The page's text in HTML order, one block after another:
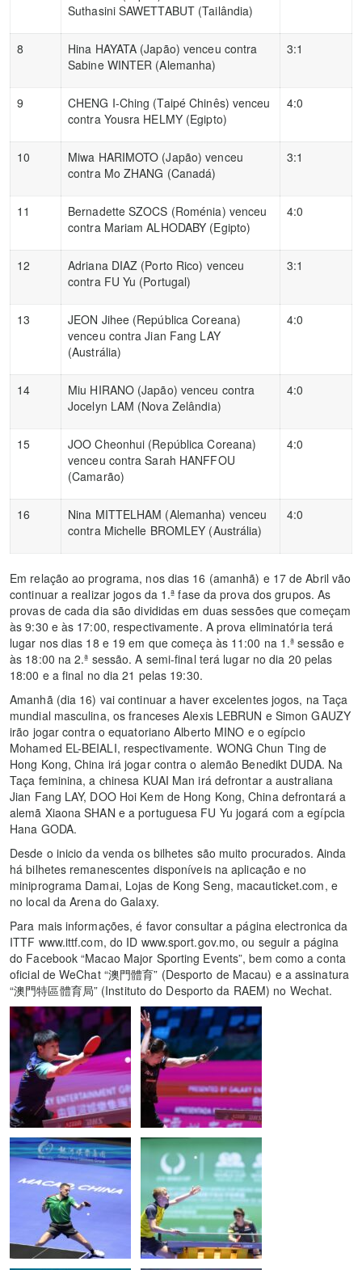
Suthasini SAWETTABUT (Tailândia)
8
Hina HAYATA (Japão) venceu contra
Sabine WINTER (Alemanha)
3:1
9
CHENG I-Ching (Taipé Chinês) venceu
contra Yousra HELMY (Egipto)
4:0
10
Miwa HARIMOTO (Japão) venceu
contra Mo ZHANG (Canadá)
3:1
11
Bernadette SZOCS (Roménia) venceu
contra Mariam ALHODABY (Egipto)
4:0
12
Adriana DIAZ (Porto Rico) venceu
contra FU Yu (Portugal)
3:1
13
JEON Jihee (República Coreana)
venceu contra Jian Fang LAY
(Austrália)
4:0
14
Miu HIRANO (Japão) venceu contra
Jocelyn LAM (Nova Zelândia)
4:0
15
JOO Cheonhui (República Coreana)
venceu contra Sarah HANFFOU
(Camarão)
4:0
16
Nina MITTELHAM (Alemanha) venceu
contra Michelle BROMLEY (Austrália)
4:0
Em relação ao programa, nos dias 16 (amanhã) e 17 de Abril vão
continuar a realizar jogos da 1.ª fase da prova dos grupos. As
provas de cada dia são divididas em duas sessões que começam
às 9:30 e às 17:00, respectivamente. A prova eliminatória terá
lugar nos dias 18 e 19 em que começa às 11:00 na 1.ª sessão e
às 18:00 na 2.ª sessão. A semi-final terá lugar no dia 20 pelas
18:00 e a final no dia 21 pelas 19:30.
Amanhã (dia 16) vai continuar a haver excelentes jogos, na Taça
mundial masculina, os franceses Alexis LEBRUN e Simon GAUZY
irão jogar contra o equatoriano Alberto MINO e o egípcio
Mohamed EL-BEIALI, respectivamente. WONG Chun Ting de
Hong Kong, China irá jogar contra o alemão Benedikt DUDA. Na
Taça feminina, a chinesa KUAI Man irá defrontar a australiana
Jian Fang LAY, DOO Hoi Kem de Hong Kong, China defrontará a
alemã Xiaona SHAN e a portuguesa FU Yu jogará com a egípcia
Hana GODA.
Desde o inicio da venda os bilhetes são muito procurados. Ainda
há bilhetes remanescentes disponíveis na aplicação e no
miniprograma Damai, Lojas de Kong Seng, macauticket.com, e
no local da Arena do Galaxy.
Para mais informações, é favor consultar a página electronica da
ITTF www.ittf.com, do ID www.sport.gov.mo, ou seguir a página
do Facebook “Macao Major Sporting Events”, bem como a conta
oficial de WeChat “澳門體育” (Desporto de Macau) e a assinatura
“澳門特區體育局” (Instituto do Desporto da RAEM) no Wechat.